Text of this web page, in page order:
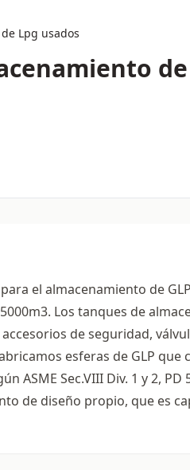
Lpg usados
el almacenamiento de
Los tanques de
de seguridad,
esferas de GLP que
ASME Sec.VIII Div. 1 y 2,
de diseño propio, que es